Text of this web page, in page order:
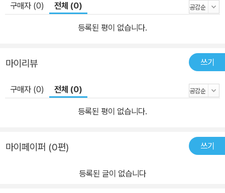
구매자 (0) 전체 (0)
등록된 평이 없습니다.
마이리뷰 쓰기
구매자 (0) 전체 (0)
등록된 평이 없습니다.
마이페이퍼 (0편) 쓰기
등록된 글이 없습니다